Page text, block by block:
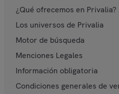
¿Qué ofrecemos en Privalia?
Los universos de Privalia
Motor de búsqueda
Menciones Legales
Información obligatoria
Condiciones generales de